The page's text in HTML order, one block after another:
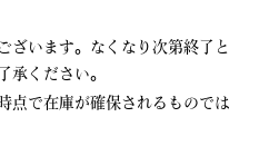
ざいます。なくなり次第終了と
承ください。
点で在庫が確保されるものでは